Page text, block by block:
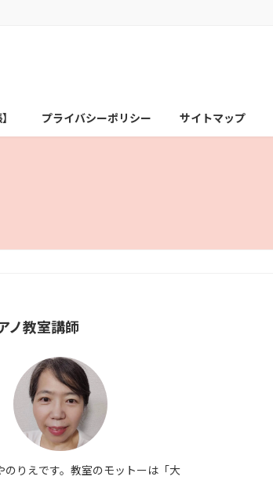
プライバシーポリシー サイトマップ
ノ教室講師
のりえです。教室のモットーは「大